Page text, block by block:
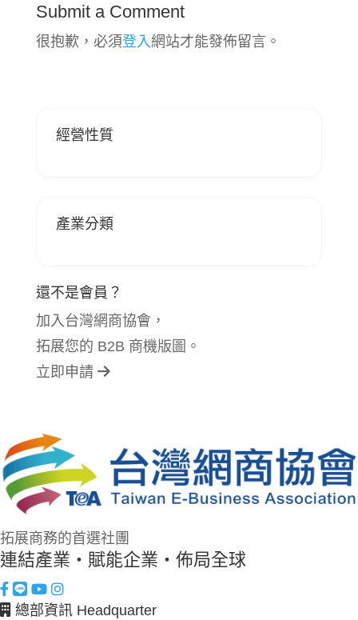
Submit a Comment
很抱歉，必須登入 網站才能發佈留言。
經營性質
產業分類
還不是會員？
加入台灣網商協會，
拓展您的 B2B 商機版圖。
立即申請
拓展商務的首選社團
連結產業・賦能企業・佈局全球
總部資訊 Headquarter